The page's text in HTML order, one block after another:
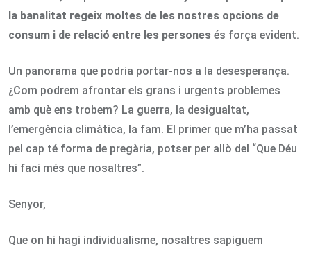
la banalitat regeix moltes de les nostres opcions de
consum i de relació entre les persones és força evident.
Un panorama que podria portar-nos a la desesperança.
¿Com podrem afrontar els grans i urgents problemes
amb què ens trobem? La guerra, la desigualtat,
l’emergència climàtica, la fam. El primer que m’ha passat
pel cap té forma de pregària, potser per allò del “Que Déu
hi faci més que nosaltres”.
Senyor,
Que on hi hagi individualisme, nosaltres sapiguem